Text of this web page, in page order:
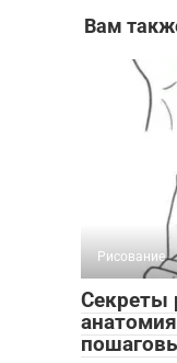
Вам
Рисование
Секреты